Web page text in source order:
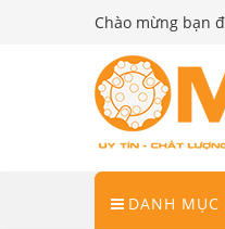
Chào mừng bạn
DANH MỤC